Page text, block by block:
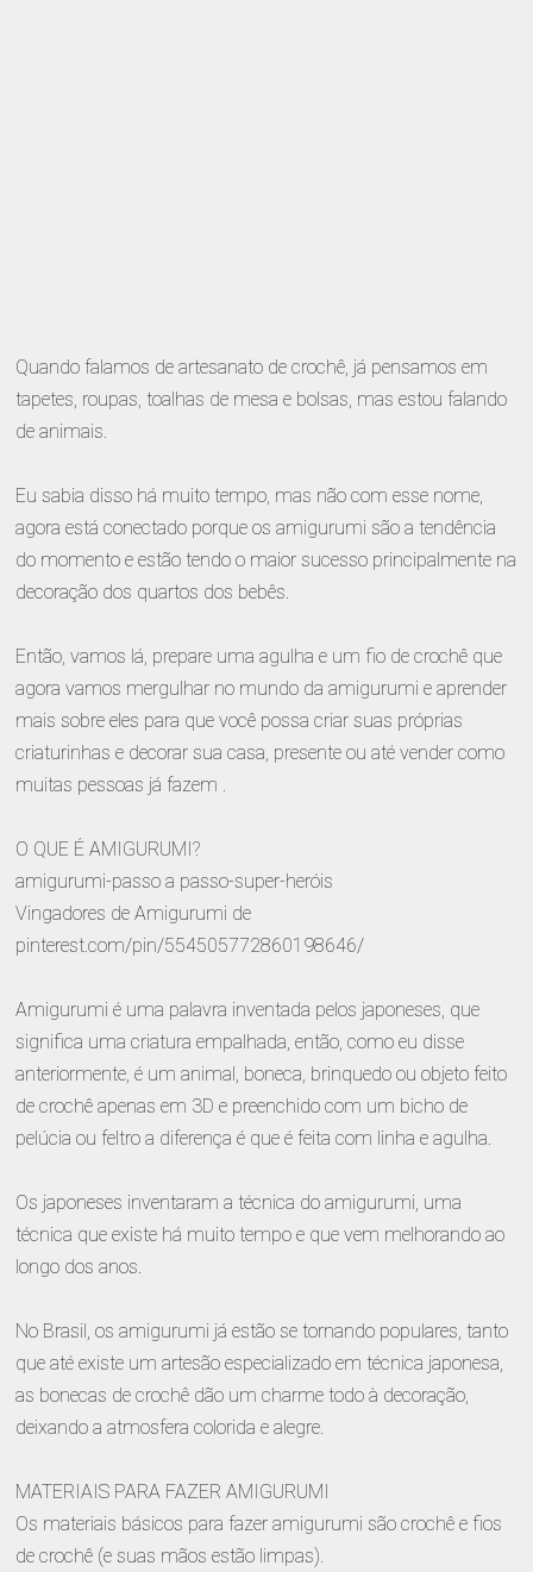
Quando falamos de artesanato de crochê, já pensamos em
tapetes, roupas, toalhas de mesa e bolsas, mas estou falando
de animais.
Eu sabia disso há muito tempo, mas não com esse nome,
agora está conectado porque os amigurumi são a tendência
do momento e estão tendo o maior sucesso principalmente na
decoração dos quartos dos bebês.
Então, vamos lá, prepare uma agulha e um fio de crochê que
agora vamos mergulhar no mundo da amigurumi e aprender
mais sobre eles para que você possa criar suas próprias
criaturinhas e decorar sua casa, presente ou até vender como
muitas pessoas já fazem .
O QUE É AMIGURUMI?
amigurumi-passo a passo-super-heróis
Vingadores de Amigurumi de
pinterest.com/pin/554505772860198646/
Amigurumi é uma palavra inventada pelos japoneses, que
significa uma criatura empalhada, então, como eu disse
anteriormente, é um animal, boneca, brinquedo ou objeto feito
de crochê apenas em 3D e preenchido com um bicho de
pelúcia ou feltro a diferença é que é feita com linha e agulha.
Os japoneses inventaram a técnica do amigurumi, uma
técnica que existe há muito tempo e que vem melhorando ao
longo dos anos.
No Brasil, os amigurumi já estão se tornando populares, tanto
que até existe um artesão especializado em técnica japonesa,
as bonecas de crochê dão um charme todo à decoração,
deixando a atmosfera colorida e alegre.
MATERIAIS PARA FAZER AMIGURUMI
Os materiais básicos para fazer amigurumi são crochê e fios
de crochê (e suas mãos estão limpas).